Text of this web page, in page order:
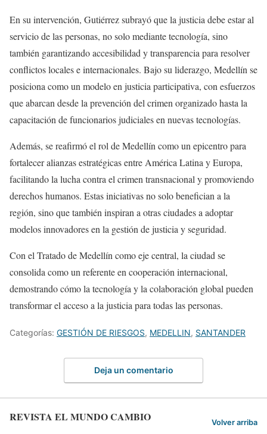
En su intervención, Gutiérrez subrayó que la justicia debe estar al
servicio de las personas, no solo mediante tecnología, sino
también garantizando accesibilidad y transparencia para resolver
conflictos locales e internacionales. Bajo su liderazgo, Medellín se
posiciona como un modelo en justicia participativa, con esfuerzos
que abarcan desde la prevención del crimen organizado hasta la
capacitación de funcionarios judiciales en nuevas tecnologías.
Además, se reafirmó el rol de Medellín como un epicentro para
fortalecer alianzas estratégicas entre América Latina y Europa,
facilitando la lucha contra el crimen transnacional y promoviendo
derechos humanos. Estas iniciativas no solo benefician a la
región, sino que también inspiran a otras ciudades a adoptar
modelos innovadores en la gestión de justicia y seguridad.
Con el Tratado de Medellín como eje central, la ciudad se
consolida como un referente en cooperación internacional,
demostrando cómo la tecnología y la colaboración global pueden
transformar el acceso a la justicia para todas las personas.
Categorías: GESTIÓN DE RIESGOS, MEDELLIN, SANTANDER
Deja un comentario
REVISTA EL MUNDO CAMBIO Volver arriba